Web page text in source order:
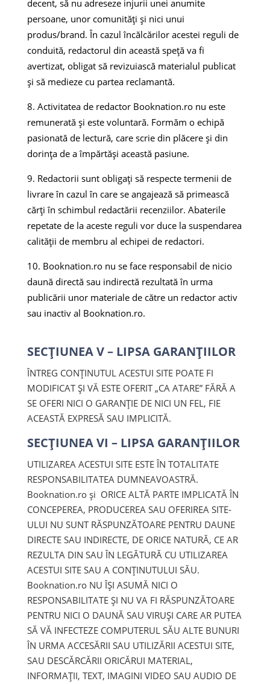
decent, să nu adreseze injurii unei anumite
persoane, unor comunități și nici unui
produs/brand. În cazul încălcărilor acestei reguli de
conduită, redactorul din această speță va fi
avertizat, obligat să revizuiască materialul publicat
și să medieze cu partea reclamantă.
Activitatea de redactor Booknation.ro nu este
remunerată și este voluntară. Formăm o echipă
pasionată de lectură, care scrie din plăcere și din
dorința de a împărtăși această pasiune.
Redactorii sunt obligați să respecte termenii de
livrare în cazul în care se angajează să primească
cărți în schimbul redactării recenziilor. Abaterile
repetate de la aceste reguli vor duce la suspendarea
calității de membru al echipei de redactori.
Booknation.ro nu se face responsabil de nicio
daună directă sau indirectă rezultată în urma
publicării unor materiale de către un redactor activ
sau inactiv al Booknation.ro.
SECȚIUNEA V – LIPSA GARANȚIILOR
ÎNTREG CONȚINUTUL ACESTUI SITE POATE FI
MODIFICAT ȘI VĂ ESTE OFERIT „CA ATARE” FĂRĂ A
SE OFERI NICI O GARANȚIE DE NICI UN FEL, FIE
ACEASTĂ EXPRESĂ SAU IMPLICITĂ.
SECȚIUNEA VI – LIPSA GARANȚIILOR
UTILIZAREA ACESTUI SITE ESTE ÎN TOTALITATE
RESPONSABILITATEA DUMNEAVOASTRĂ.
Booknation.ro și ORICE ALTĂ PARTE IMPLICATĂ ÎN
CONCEPEREA, PRODUCEREA SAU OFERIREA SITE-
ULUI NU SUNT RĂSPUNZĂTOARE PENTRU DAUNE
DIRECTE SAU INDIRECTE, DE ORICE NATURĂ, CE AR
REZULTA DIN SAU ÎN LEGĂTURĂ CU UTILIZAREA
ACESTUI SITE SAU A CONȚINUTULUI SĂU.
Booknation.ro NU ÎȘI ASUMĂ NICI O
RESPONSABILITATE ȘI NU VA FI RĂSPUNZĂTOARE
PENTRU NICI O DAUNĂ SAU VIRUȘI CARE AR PUTEA
SĂ VĂ INFECTEZE COMPUTERUL SĂU ALTE BUNURI
ÎN URMA ACCESĂRII SAU UTILIZĂRII ACESTUI SITE,
SAU DESCĂRCĂRII ORICĂRUI MATERIAL,
INFORMAȚII, TEXT, IMAGINI VIDEO SAU AUDIO DE